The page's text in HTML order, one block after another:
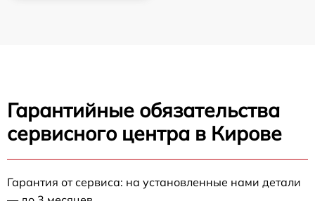
Гарантийные обязательства
сервисного центра в Кирове
Гарантия от сервиса: на установленные нами детали